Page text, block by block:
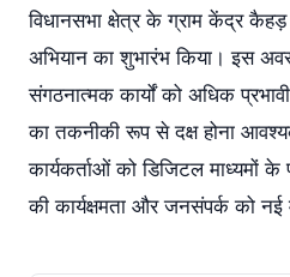
विधानसभा क्षेत्र के ग्राम केंद्र
अभियान का शुभारंभ किया। इस
संगठनात्मक कार्यों को अधिक
का तकनीकी रूप से दक्ष होना
कार्यकर्ताओं को डिजिटल माध्यमों
की कार्यक्षमता और जनसंपर्क को